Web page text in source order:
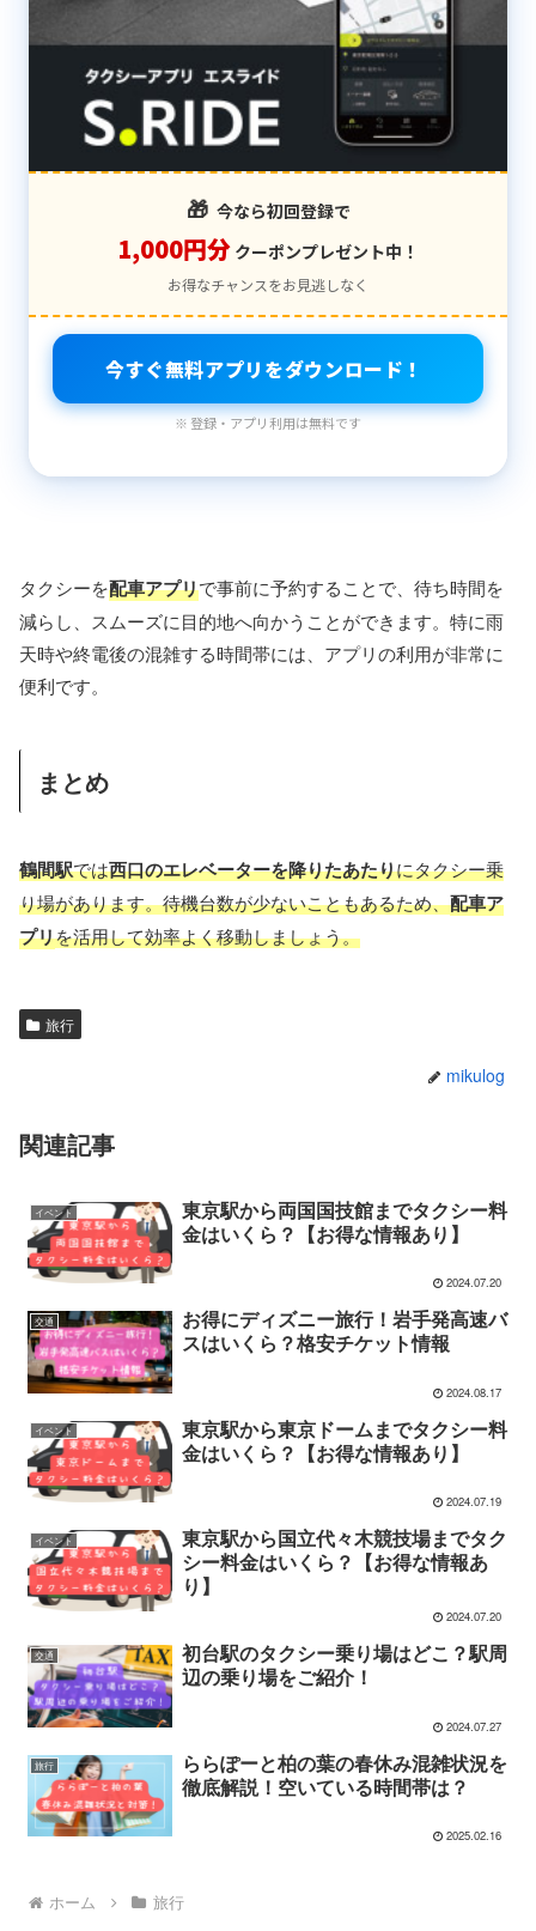
🎁 今なら初回登録で
1,000円分 クーポンプレゼント中！
お得なチャンスをお見逃しなく
今すぐ無料アプリをダウンロード！
※ 登録・アプリ利用は無料です
タクシーを配車アプリで事前に予約することで、待ち時間を
減らし、スムーズに目的地へ向かうことができます。特に雨
天時や終電後の混雑する時間帯には、アプリの利用が非常に
便利です。
まとめ
鶴間駅では西口のエレベーターを降りたあたりにタクシー乗
り場があります。待機台数が少ないこともあるため、配車ア
プリを活用して効率よく移動しましょう。
旅行
mikulog
関連記事
イベント
東京駅から両国国技館までタクシー料
金はいくら？【お得な情報あり】
2024.07.20
交通
お得にディズニー旅行！岩手発高速バ
スはいくら？格安チケット情報
2024.08.17
イベント
東京駅から東京ドームまでタクシー料
金はいくら？【お得な情報あり】
2024.07.19
イベント
東京駅から国立代々木競技場までタク
シー料金はいくら？【お得な情報あ
り】
2024.07.20
交通
初台駅のタクシー乗り場はどこ？駅周
辺の乗り場をご紹介！
2024.07.27
旅行
ららぽーと柏の葉の春休み混雑状況を
徹底解説！空いている時間帯は？
2025.02.16
ホーム 旅行